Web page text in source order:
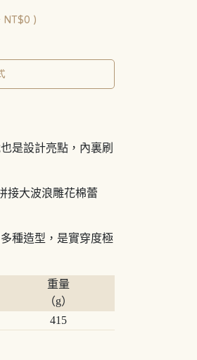
NT$0 )
是設計亮點，內裏刷
接大波浪雕花棉蕾
種造型，是實穿度極
重量
（g）
415